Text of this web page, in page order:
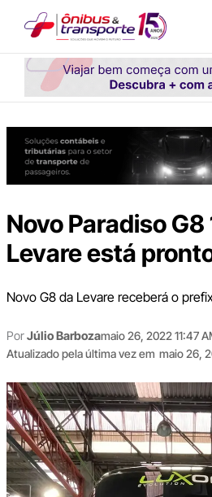
conteúdo
Novo Paradiso
Levare está
Novo G8 da Levare receberá o
PorJúlio Barbozamaio 26, 2022 11:47
Atualizado pela última vez em maio 26,